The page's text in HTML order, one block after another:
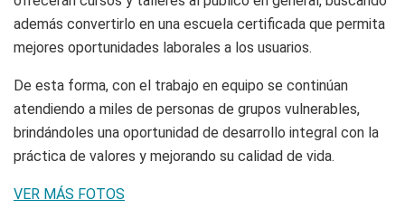
además convertirlo en una escuela certificada que permita
mejores oportunidades laborales a los usuarios.
De esta forma, con el trabajo en equipo se continúan
atendiendo a miles de personas de grupos vulnerables,
brindándoles una oportunidad de desarrollo integral con la
práctica de valores y mejorando su calidad de vida.
VER MÁS FOTOS